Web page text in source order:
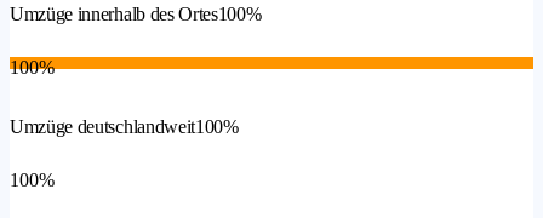
Umzüge innerhalb des Ortes100%
100%
Umzüge deutschlandweit100%
100%